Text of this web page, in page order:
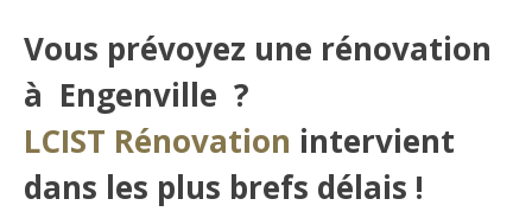
Vous prévoyez une rénovation
à Engenville ?
LCIST Rénovation intervient
dans les plus brefs délais !